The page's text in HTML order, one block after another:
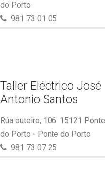
do Porto
981 73 01 05
Taller Eléctrico José
Antonio Santos
Rúa outeiro, 106. 15121 Ponte
do Porto - Ponte do Porto
981 73 07 25